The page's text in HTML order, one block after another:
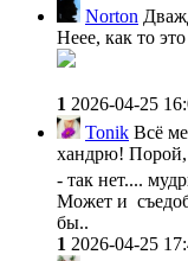
Norton
Неее, как то
1 2026-04-25
Tonik Всё
хандрю! Порой,
- так нет....
Может и
бы..
1 2026-04-25